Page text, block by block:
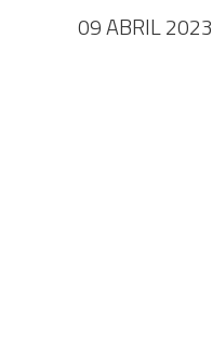
09 ABRIL 2023